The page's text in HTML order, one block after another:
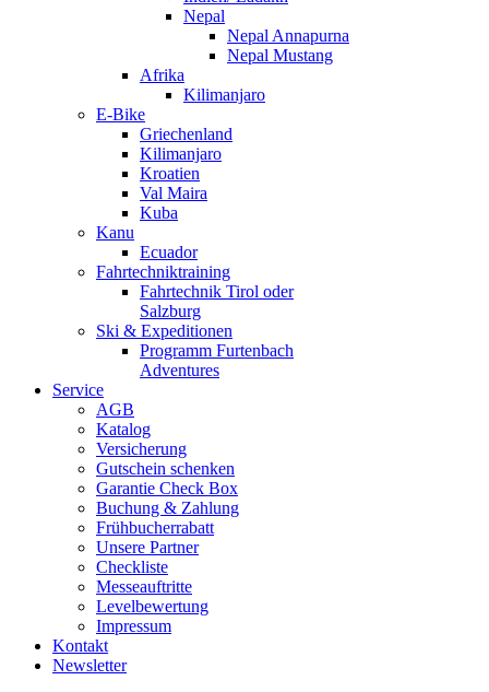
Nepal
Nepal Annapurna
Nepal Mustang
Afrika
Kilimanjaro
E-Bike
Griechenland
Kilimanjaro
Kroatien
Val Maira
Kuba
Kanu
Ecuador
Fahrtechniktraining
Fahrtechnik Tirol oder
Salzburg
Ski & Expeditionen
Programm Furtenbach
Adventures
Service
AGB
Katalog
Versicherung
Gutschein schenken
Garantie Check Box
Buchung & Zahlung
Frühbucherrabatt
Unsere Partner
Checkliste
Messeauftritte
Levelbewertung
Impressum
Kontakt
Newsletter